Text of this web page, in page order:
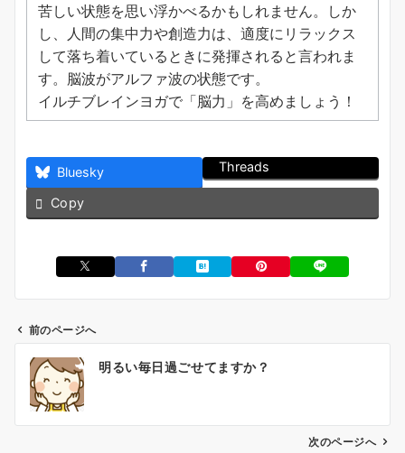
苦しい状態を思い浮かべるかもしれません。しか
し、人間の集中力や創造力は、適度にリラックス
して落ち着いているときに発揮されると言われま
す。脳波がアルファ波の状態です。
イルチブレインヨガで「脳力」を高めましょう！
Bluesky Threads
Copy
前のページへ
明るい毎日過ごせてますか？
次のページへ